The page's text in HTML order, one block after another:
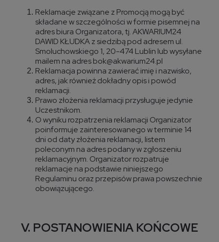
Reklamacje związane z Promocją mogą być
składane w szczególności w formie pisemnej na
adres biura Organizatora, tj. AKWARIUM24
DAWID KŁUDKA z siedzibą pod adresem ul.
Smoluchowskiego 1, 20-474 Lublin lub wysyłane
mailem na adres bok@akwarium24.pl
Reklamacja powinna zawierać imię i nazwisko,
adres, jak również dokładny opis i powód
reklamacji.
Prawo złożenia reklamacji przysługuje jedynie
Uczestnikom.
O wyniku rozpatrzenia reklamacji Organizator
poinformuje zainteresowanego w terminie 14
dni od daty złożenia reklamacji, listem
poleconym na adres podany w zgłoszeniu
reklamacyjnym. Organizator rozpatruje
reklamacje na podstawie niniejszego
Regulaminu oraz przepisów prawa powszechnie
obowiązującego.
V. POSTANOWIENIA KOŃCOWE